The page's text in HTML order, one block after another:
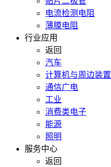
电流检测电阻
薄膜电阻
行业应用
返回
汽车
计算机与周边装置
通信广电
工业
消费类电子
能源
照明
服务中心
返回